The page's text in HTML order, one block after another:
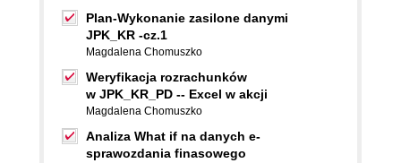
Plan-Wykonanie zasilone danymi
JPK_KR -cz.1
Magdalena Chomuszko
Weryfikacja rozrachunków
w JPK_KR_PD -- Excel w akcji
Magdalena Chomuszko
Analiza What if na danych e-
sprawozdania finasowego